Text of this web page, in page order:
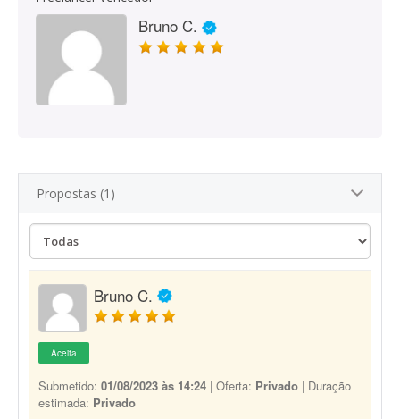
Bruno C.
Propostas (1)
Bruno C.
Aceita
Submetido: 01/08/2023 às 14:24 | Oferta: Privado | Duração
estimada: Privado